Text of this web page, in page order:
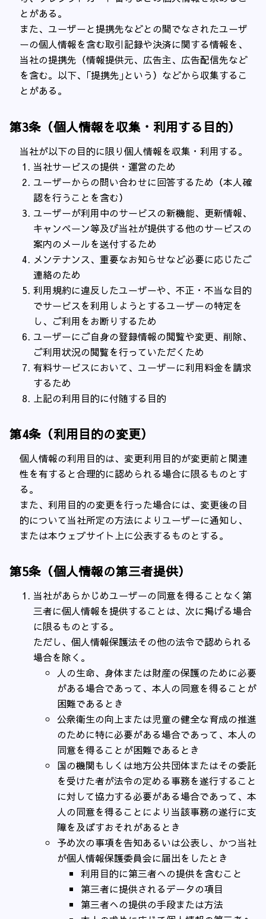
とがある。
また、ユーザーと提携先などとの間でなされたユーザ
ーの個人情報を含む取引記録や決済に関する情報を、
当社の提携先（情報提供元、広告主、広告配信先など
を含む。以下、｢提携先｣という）などから収集するこ
とがある。
第3条（個人情報を収集・利用する目的）
当社が以下の目的に限り個人情報を収集・利用する。
当社サービスの提供・運営のため
ユーザーからの問い合わせに回答するため（本人確
認を行うことを含む）
ユーザーが利用中のサービスの新機能、更新情報、
キャンペーン等及び当社が提供する他のサービスの
案内のメールを送付するため
メンテナンス、重要なお知らせなど必要に応じたご
連絡のため
利用規約に違反したユーザーや、不正・不当な目的
でサービスを利用しようとするユーザーの特定を
し、ご利用をお断りするため
ユーザーにご自身の登録情報の閲覧や変更、削除、
ご利用状況の閲覧を行っていただくため
有料サービスにおいて、ユーザーに利用料金を請求
するため
上記の利用目的に付随する目的
第4条（利用目的の変更）
個人情報の利用目的は、変更利用目的が変更前と関連
性を有すると合理的に認められる場合に限るものとす
る。
また、利用目的の変更を行った場合には、変更後の目
的について当社所定の方法によりユーザーに通知し、
または本ウェブサイト上に公表するものとする。
第5条（個人情報の第三者提供）
当社があらかじめユーザーの同意を得ることなく第
三者に個人情報を提供することは、次に掲げる場合
に限るものとする。
ただし、個人情報保護法その他の法令で認められる
場合を除く。
人の生命、身体または財産の保護のために必要
がある場合であって、本人の同意を得ることが
困難であるとき
公衆衛生の向上または児童の健全な育成の推進
のために特に必要がある場合であって、本人の
同意を得ることが困難であるとき
国の機関もしくは地方公共団体またはその委託
を受けた者が法令の定める事務を遂行すること
に対して協力する必要がある場合であって、本
人の同意を得ることにより当該事務の遂行に支
障を及ぼすおそれがあるとき
予め次の事項を告知あるいは公表し、かつ当社
が個人情報保護委員会に届出をしたとき
利用目的に第三者への提供を含むこと
第三者に提供されるデータの項目
第三者への提供の手段または方法